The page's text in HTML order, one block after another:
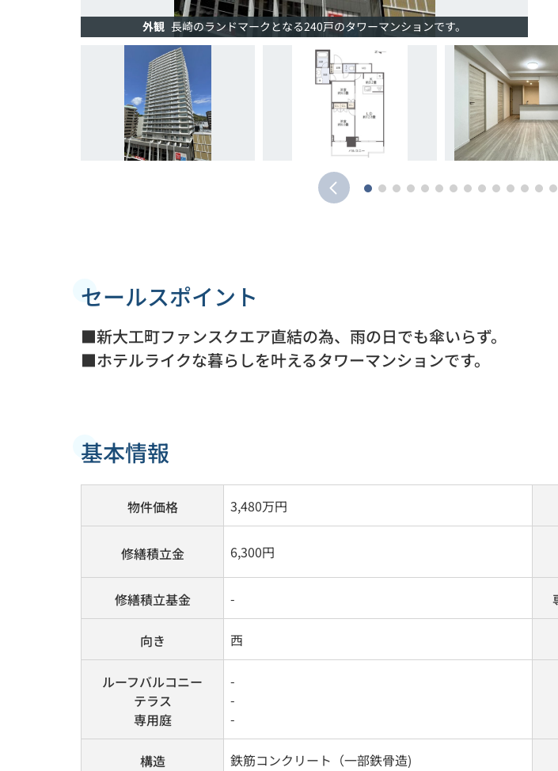
外観 長崎のランドマークとなる240戸のタワーマンションです。
セールスポイント
■新大工町ファンスクエア直結の為、雨の日でも傘いらず。
■ホテルライクな暮らしを叶えるタワーマンションです。
基本情報
物件価格 3,480万円
修繕積立金 6,300円
修繕積立基金
-
向き 西
ルーフバルコニー
テラス
専用庭
-
-
-
構造 鉄筋コンクリート（一部鉄骨造)